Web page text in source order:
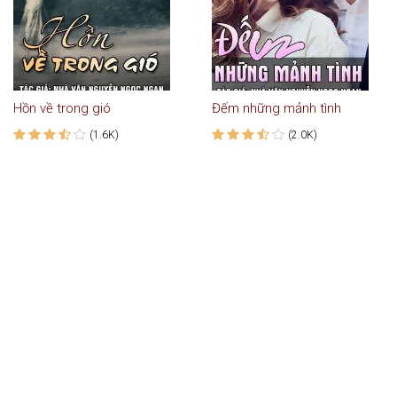
Hồn về trong gió
(1.6K)
Đếm những mảnh tình
(2.0K)